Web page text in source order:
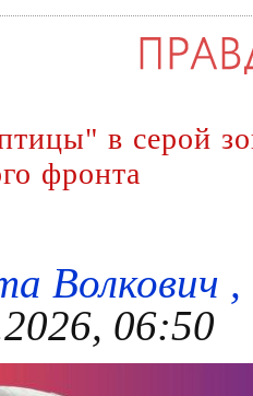
в серой
фронта
Волкович
06:50